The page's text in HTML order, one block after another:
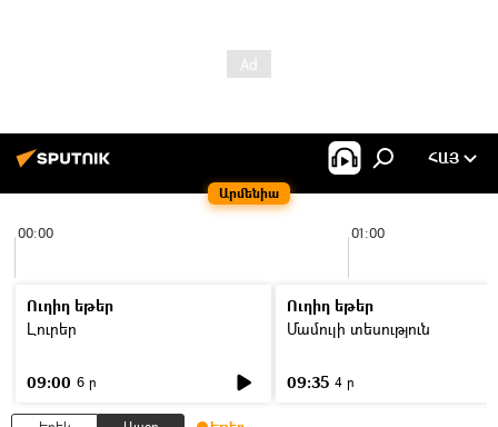
Արմենիա
ՀԱՅ
00:00 01:00
Ուղիղ եթեր
Լուրեր
09:00 6 ր
Ուղիղ եթեր
Մամուլի տեսություն
09:35 4 ր